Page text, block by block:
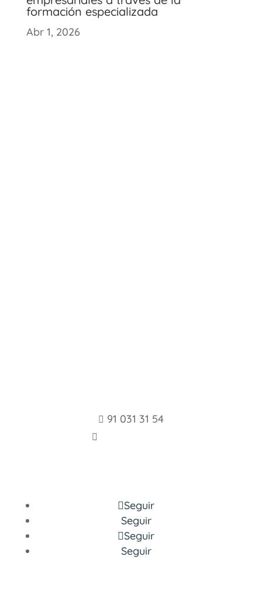
formación especializada
Abr 1, 2026
 91 031 31 54

Seguir
Seguir
Seguir
Seguir